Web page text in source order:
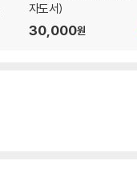
자도서)
30,000원